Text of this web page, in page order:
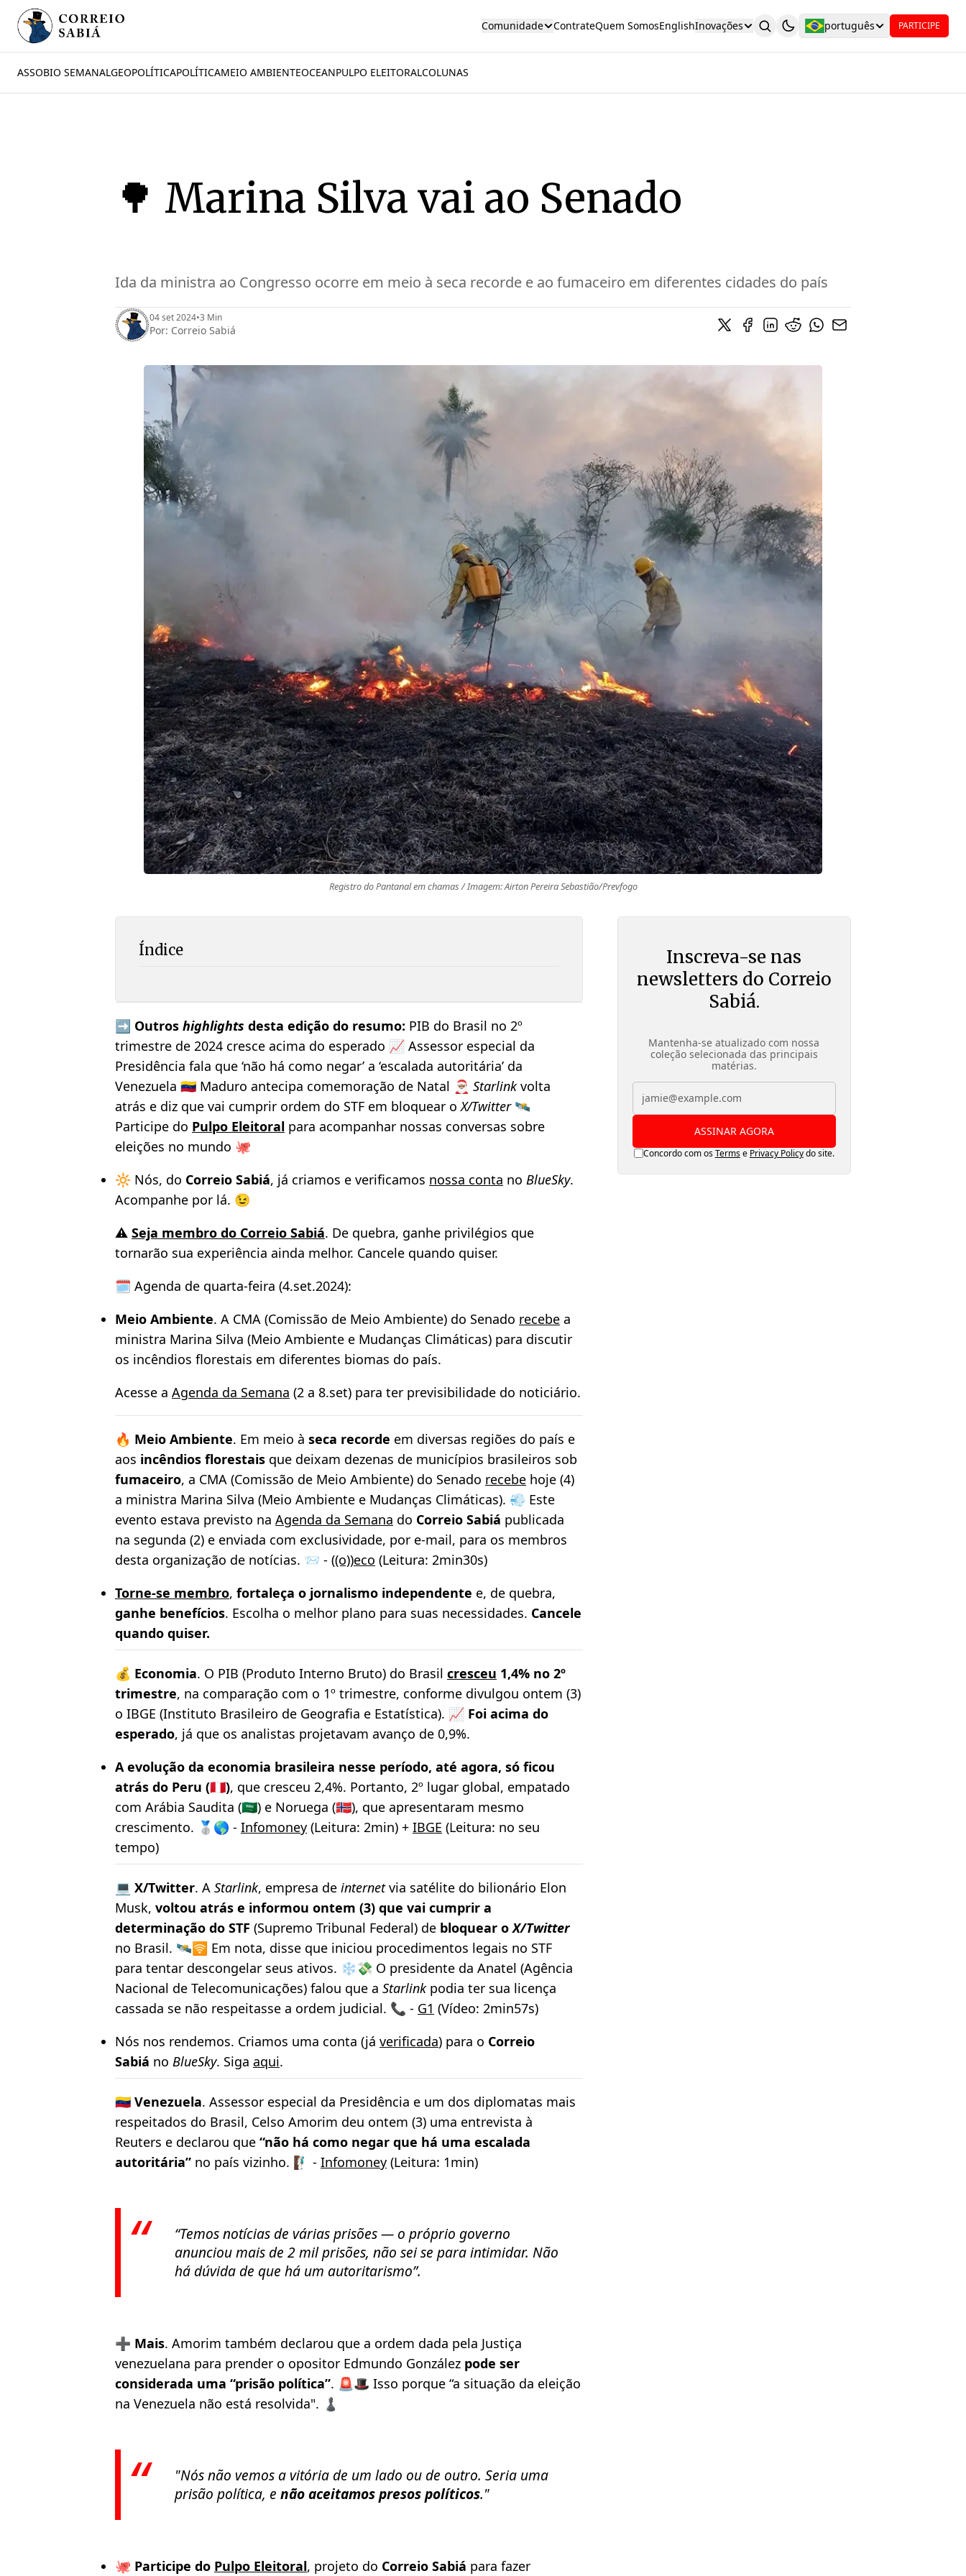
Comunidade ContrateQuem SomosEnglishInovações português PARTICIPE
ASSOBIO SEMANALGEOPOLÍTICAPOLÍTICAMEIO AMBIENTEOCEANPULPO ELEITORALCOLUNAS
🌳 Marina Silva vai ao Senado
Ida da ministra ao Congresso ocorre em meio à seca recorde e ao fumaceiro em diferentes cidades do país
04 set 2024•3 Min
Por: Correio Sabiá
Registro do Pantanal em chamas / Imagem: Airton Pereira Sebastião/Prevfogo
Índice
➡️ Outros highlights desta edição do resumo: PIB do Brasil no 2º
trimestre de 2024 cresce acima do esperado 📈 Assessor especial da
Presidência fala que ‘não há como negar’ a ‘escalada autoritária’ da
Venezuela 🇻🇪 Maduro antecipa comemoração de Natal 🎅🏽 Starlinkvolta
atrás e diz que vai cumprir ordem do STF em bloquear oX/Twitter🛰️
Participe do Pulpo Eleitoral para acompanhar nossas conversas sobre
eleições no mundo 🐙
🔆 Nós, do Correio Sabiá, já criamos e verificamos nossa conta no BlueSky.
Acompanhe por lá. 😉
⚠️ Seja membro do Correio Sabiá. De quebra, ganhe privilégios que
tornarão sua experiência ainda melhor. Cancele quando quiser.
🗓️ Agenda de quarta-feira (4.set.2024):
Meio Ambiente. A CMA (Comissão de Meio Ambiente) do Senado recebe a
ministra Marina Silva (Meio Ambiente e Mudanças Climáticas) para discutir
os incêndios florestais em diferentes biomas do país.
Acesse a Agenda da Semana (2 a 8.set) para ter previsibilidade do noticiário.
🔥 Meio Ambiente. Em meio à seca recorde em diversas regiões do país e
aos incêndios florestais que deixam dezenas de municípios brasileiros sob
fumaceiro, a CMA (Comissão de Meio Ambiente) do Senado recebe hoje (4)
a ministra Marina Silva (Meio Ambiente e Mudanças Climáticas). 💨 Este
evento estava previsto na Agenda da Semana do Correio Sabiá publicada
na segunda (2) e enviada com exclusividade, por e-mail, para os membros
desta organização de notícias. 📨 - ((o))eco (Leitura: 2min30s)
Torne-se membro, fortaleça o jornalismo independente e, de quebra,
ganhe benefícios. Escolha o melhor plano para suas necessidades. Cancele
quando quiser.
💰 Economia. O PIB (Produto Interno Bruto) do Brasil cresceu 1,4% no 2º
trimestre, na comparação com o 1º trimestre, conforme divulgou ontem (3)
o IBGE (Instituto Brasileiro de Geografia e Estatística). 📈 Foi acima do
esperado, já que os analistas projetavam avanço de 0,9%.
A evolução da economia brasileira nesse período, até agora, só ficou
atrás do Peru (🇵🇪), que cresceu 2,4%. Portanto, 2º lugar global, empatado
com Arábia Saudita (🇸🇦) e Noruega (🇳🇴), que apresentaram mesmo
crescimento. 🥈🌎 - Infomoney (Leitura: 2min) + IBGE (Leitura: no seu
tempo)
💻 X/Twitter. A Starlink, empresa de internetvia satélite do bilionário Elon
Musk, voltou atrás e informou ontem (3) que vai cumprir a
determinação do STF (Supremo Tribunal Federal) de bloquear oX/Twitter
no Brasil. 🛰️🛜 Em nota, disse que iniciou procedimentos legais no STF
para tentar descongelar seus ativos. ❄️💸 O presidente da Anatel (Agência
Nacional de Telecomunicações) falou que a Starlinkpodia ter sua licença
cassada se não respeitasse a ordem judicial. 📞 - G1 (Vídeo: 2min57s)
Nós nos rendemos. Criamos uma conta (já verificada) para o Correio
Sabiá no BlueSky. Siga aqui.
🇻🇪 Venezuela. Assessor especial da Presidência e um dos diplomatas mais
respeitados do Brasil, Celso Amorim deu ontem (3) uma entrevista à
Reuters e declarou que “não há como negar que há uma escalada
autoritária” no país vizinho. 🧗🏻‍♂️ - Infomoney (Leitura: 1min)
“Temos notícias de várias prisões — o próprio governo
anunciou mais de 2 mil prisões, não sei se para intimidar. Não
há dúvida de que há um autoritarismo”.
➕ Mais. Amorim também declarou que a ordem dada pela Justiça
venezuelana para prender o opositor Edmundo González pode ser
considerada uma “prisão política”. 🚨🎩 Isso porque “a situação da eleição
na Venezuela não está resolvida". ♟️
"Nós não vemos a vitória de um lado ou de outro. Seria uma
prisão política, e não aceitamos presos políticos."
🐙 Participe do Pulpo Eleitoral, projeto do Correio Sabiá para fazer
Inscreva-se nas
newsletters do Correio
Sabiá.
Mantenha-se atualizado com nossa
coleção selecionada das principais
matérias.
ASSINAR AGORA
Concordo com osTermse Privacy Policydo site.